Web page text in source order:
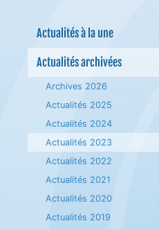
Actualités à la une
Actualités archivées
Archives 2026
Actualités 2025
Actualités 2024
Actualités 2023
Actualités 2022
Actualités 2021
Actualités 2020
Actualités 2019